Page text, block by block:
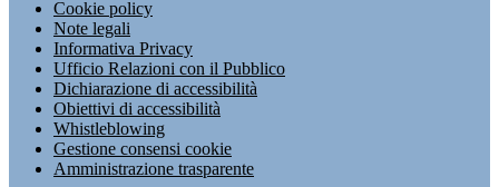
Cookie policy
Note legali
Informativa Privacy
Ufficio Relazioni con il Pubblico
Dichiarazione di accessibilità
Obiettivi di accessibilità
Whistleblowing
Gestione consensi cookie
Amministrazione trasparente